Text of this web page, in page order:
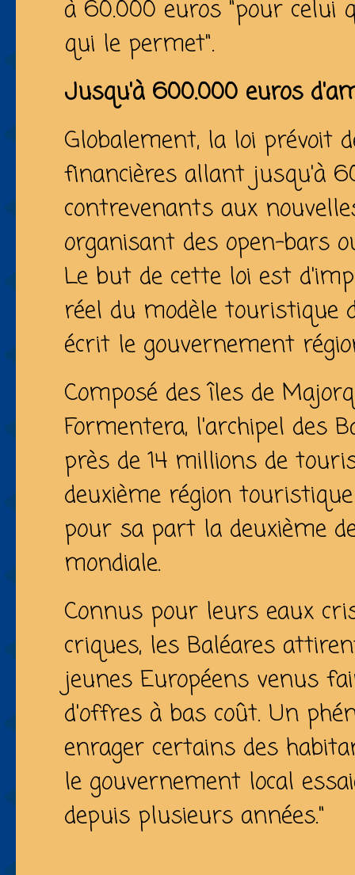
à 60.000 euros "pour celui
qui le permet".
Jusqu'à 600.000 euros
Globalement, la loi prévoit
financières allant jusqu'à
contrevenants aux
organisant des open-bars
Le but de cette loi est
réel du modèle touristique
écrit le gouvernement
Composé des îles de
Formentera, l'archipel des
près de 14 millions de
deuxième région
pour sa part la deuxième
mondiale.
Connus pour leurs eaux
criques, les Baléares
jeunes Européens venus
d'offres à bas coût. Un
enrager certains des
le gouvernement local
depuis plusieurs années."